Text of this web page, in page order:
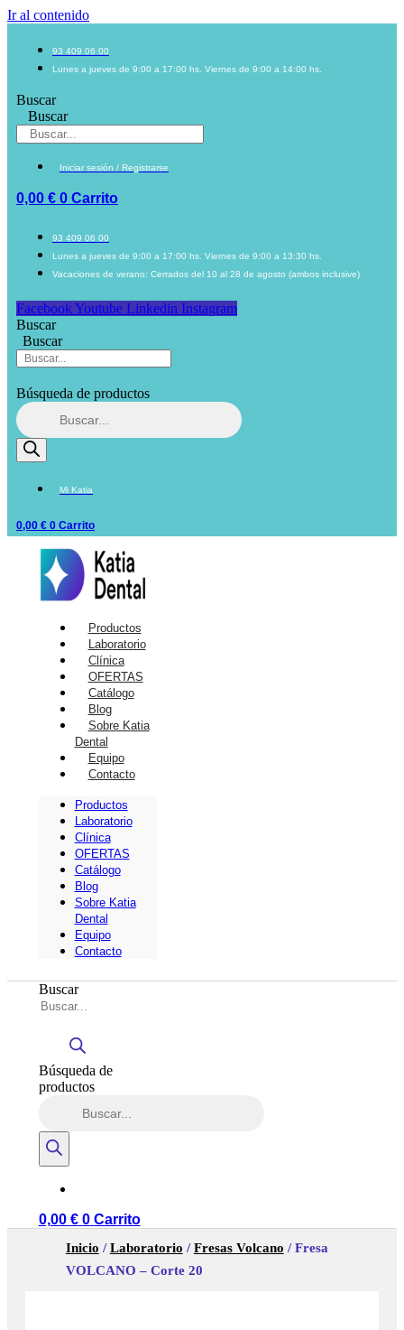
Ir al contenido
93 409 06 00
Lunes a jueves de 9:00 a 17:00 hs. Viernes de 9:00 a 14:00 hs.
Buscar
Buscar
Iniciar sesión / Registrarse
0,00 € 0 Carrito
93 409 06 00
Lunes a jueves de 9:00 a 17:00 hs. Viernes de 9:00 a 13:30 hs.
Vacaciones de verano: Cerrados del 10 al 28 de agosto (ambos inclusive)
Facebook Youtube Linkedin Instagram
Buscar
Buscar
Búsqueda de productos
Mi Katia
0,00 € 0 Carrito
Productos
Laboratorio
Clínica
OFERTAS
Catálogo
Blog
Sobre Katia
Dental
Equipo
Contacto
Productos
Laboratorio
Clínica
OFERTAS
Catálogo
Blog
Sobre Katia
Dental
Equipo
Contacto
Buscar
Búsqueda de
productos
0,00 € 0 Carrito
Inicio /Laboratorio /Fresas Volcano / Fresa
VOLCANO – Corte 20